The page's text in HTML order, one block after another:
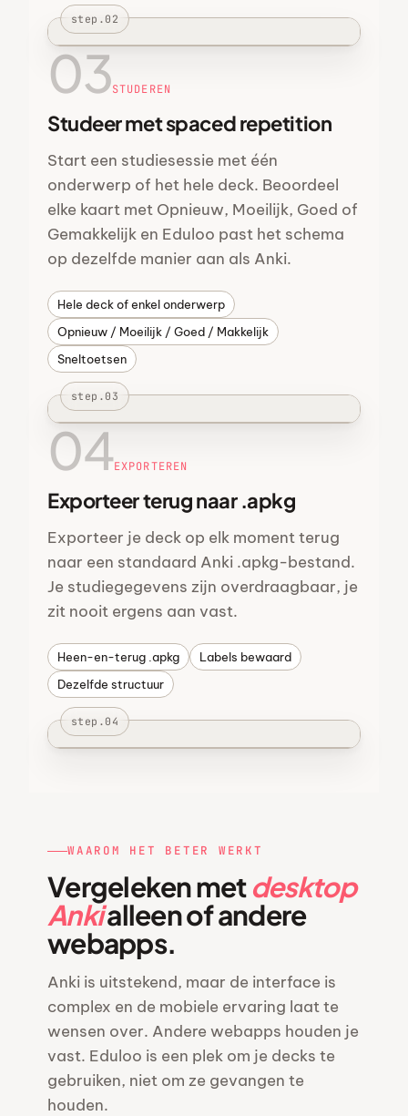
step.02
03STUDEREN
Studeer met spaced repetition
Start een studiesessie met één
onderwerp of het hele deck. Beoordeel
elke kaart met Opnieuw, Moeilijk, Goed of
Gemakkelijk en Eduloo past het schema
op dezelfde manier aan als Anki.
Hele deck of enkel onderwerp
Opnieuw / Moeilijk / Goed / Makkelijk
Sneltoetsen
step.03
04EXPORTEREN
Exporteer terug naar .apkg
Exporteer je deck op elk moment terug
naar een standaard Anki .apkg-bestand.
Je studiegegevens zijn overdraagbaar, je
zit nooit ergens aan vast.
Heen-en-terug .apkg
Labels bewaard
Dezelfde structuur
step.04
WAAROM HET BETER WERKT
Vergeleken metdesktop
Ankialleen of andere
webapps.
Anki is uitstekend, maar de interface is
complex en de mobiele ervaring laat te
wensen over. Andere webapps houden je
vast. Eduloo is een plek om je decks te
gebruiken, niet om ze gevangen te
houden.